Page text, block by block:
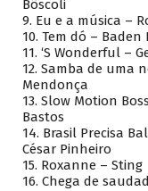
Bôscoli
9. Eu e a música –
10. Tem dó –
11. ‘S Wonderful –
12. Samba de uma
Mendonça
13. Slow Motion
Bastos
14. Brasil Precisa
César Pinheiro
15. Roxanne – Sting
16. Chega de